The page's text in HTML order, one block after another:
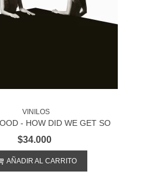
VINILOS
- HOW DID WE GET SO
DARK?
$34.000
AÑADIR AL CARRITO